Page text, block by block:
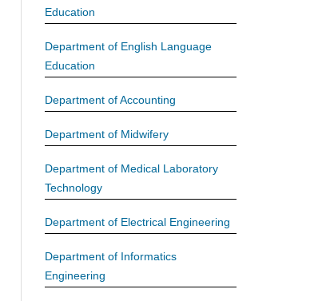
Education
Department of English Language
Education
Department of Accounting
Department of Midwifery
Department of Medical Laboratory
Technology
Department of Electrical Engineering
Department of Informatics
Engineering